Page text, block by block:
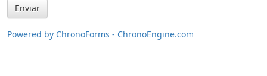
Powered by ChronoForms - ChronoEngine.com